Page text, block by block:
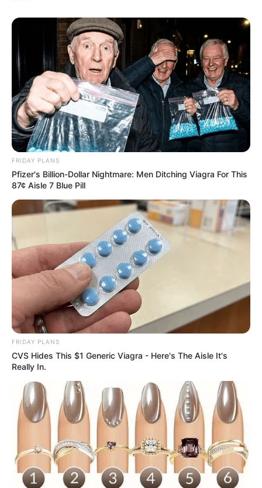
FRIDAY PLANS
Pfizer's Billion-Dollar Nightmare: Men Ditching Viagra For This
87¢ Aisle 7 Blue Pill
FRIDAY PLANS
CVS Hides This $1 Generic Viagra - Here's The Aisle It's
Really In.